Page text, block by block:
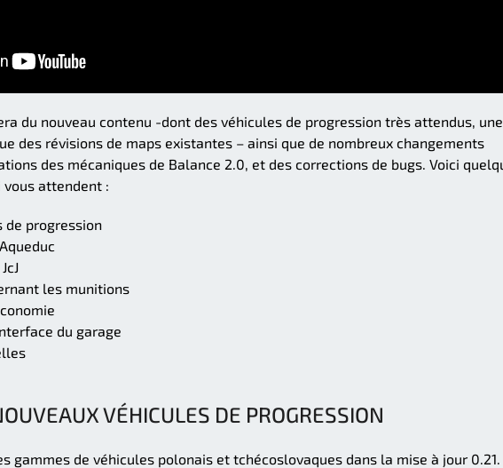
du nouveau contenu -dont des véhicules de progression très attendus, une
des révisions de maps existantes – ainsi que de nombreux changements
des mécaniques de Balance 2.0, et des corrections de bugs. Voici
vous attendent :
de progression
les munitions
du garage
VÉHICULES DE PROGRESSION
gammes de véhicules polonais et tchécoslovaques dans la mise à jour